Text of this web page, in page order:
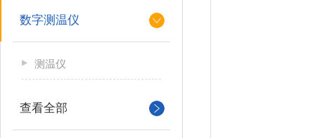
数字测温仪
测温仪
查看全部